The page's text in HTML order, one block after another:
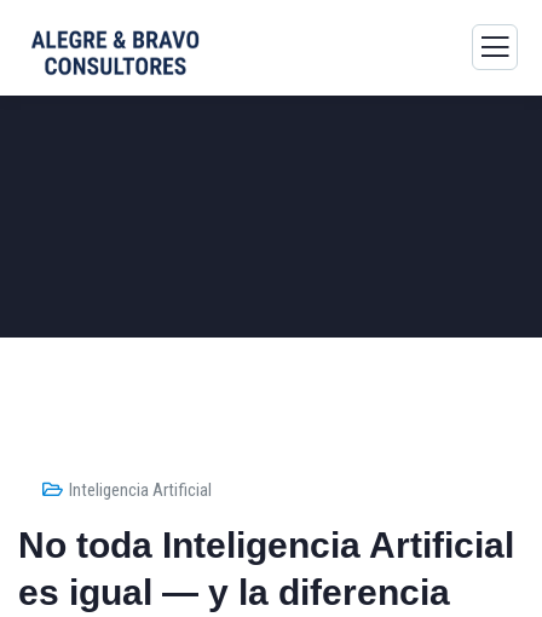
Inteligencia Artificial
No toda Inteligencia Artificial
es igual — y la diferencia